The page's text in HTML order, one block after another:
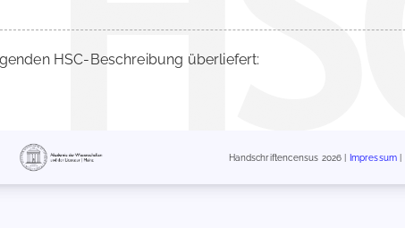
HSC-Beschreibung überliefert:
Handschriftencensus 2026 | Impressum